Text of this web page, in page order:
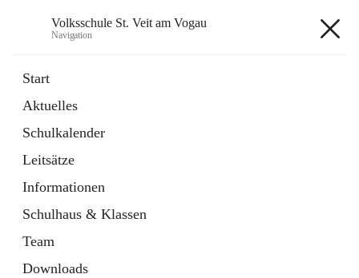
Volksschule St. Veit am Vogau
Navigation
Start
Aktuelles
Schulkalender
Leitsätze
Informationen
Schulhaus & Klassen
Team
Downloads